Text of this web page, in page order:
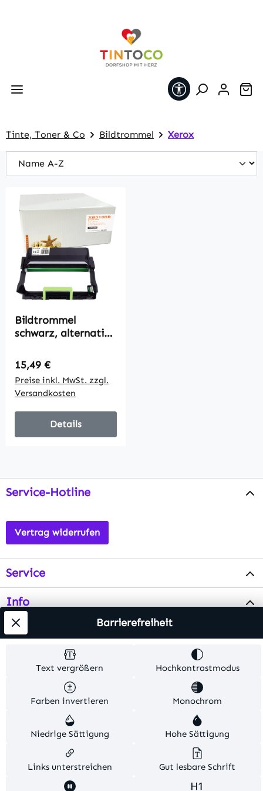
Werkzeugleiste
Tinte, Toner & Co Bildtrommel Xerox
Bildtrommel
schwarz, alternativ
00690, 3000 Seiten
Regulärer Preis:
15,49 €
Preise inkl. MwSt. zzgl.
Versandkosten
Details
Service-Hotline
Vertrag widerrufen
Service
Info
Testsieger
Alle Preise inkl. gesetzl. Mehrwertsteuer zzgl.
Versandkosten
. Alle Artikelangaben sind
Herstellerangaben und ohne Gewähr.
© 2026 MKV24 – Alle Rechte vorbehalten. Theme by
Text vergrößern Hochkontrastmodus
Farben invertieren Monochrom
Niedrige Sättigung Hohe Sättigung
Links unterstreichen Gut lesbare Schrift
Barrierefreiheit